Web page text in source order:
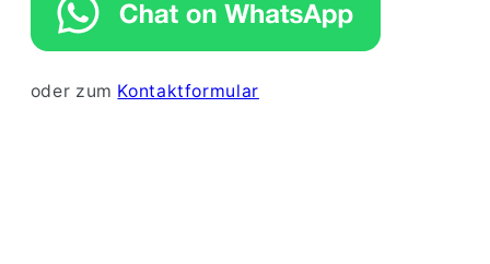
oder zum Kontaktformular